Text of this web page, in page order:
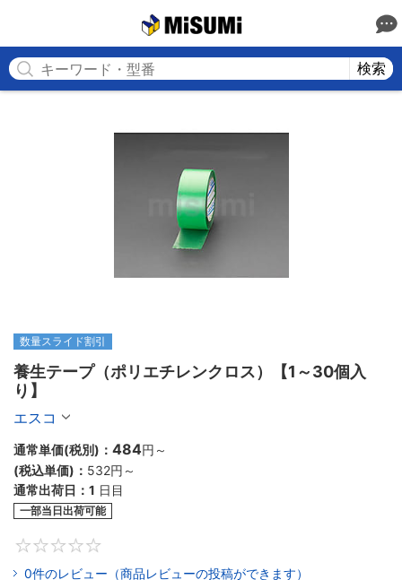
検索
数量スライド割引
養生テープ（ポリエチレンクロス）【1～30個入
り】
エスコ
通常単価(税別)： 484円 ～
(税込単価)： 532円 ～
通常出荷日： 1 日目
一部当日出荷可能
0件のレビュー（商品レビューの投稿ができます）